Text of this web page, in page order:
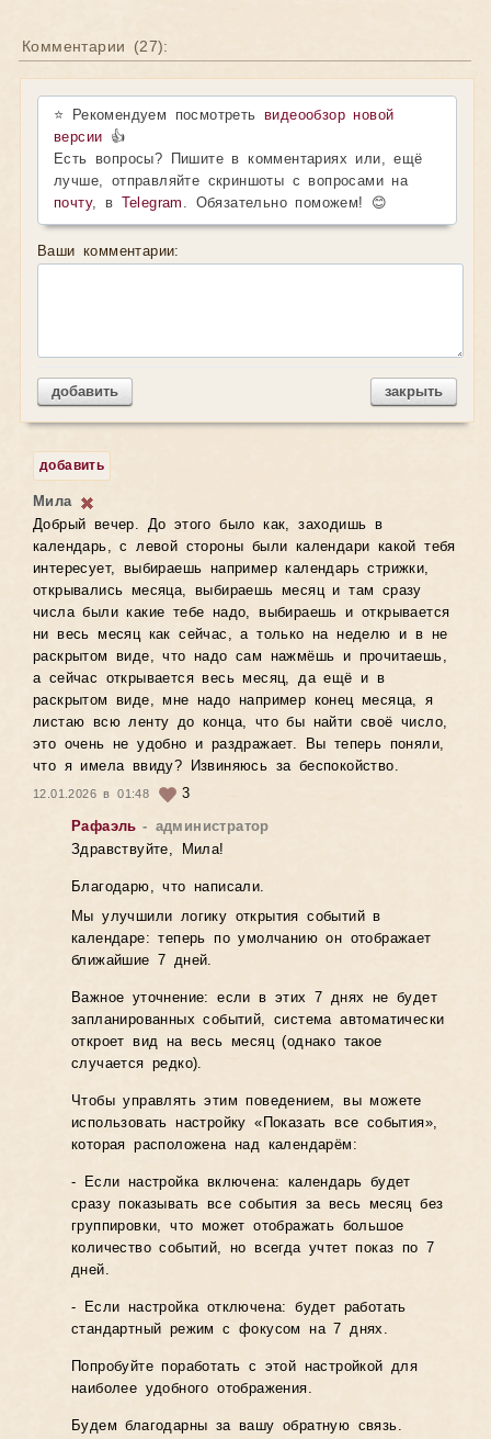
Комментарии (27):
⭐ Рекомендуем посмотретьвидеообзор новой
версии 👍
Есть вопросы? Пишите в комментариях или, ещё
лучше, отправляйте скриншоты с вопросами на
почту, в Telegram . Обязательно поможем! 😊
Ваши комментарии:
добавить закрыть
добавить
Мила
Добрый вечер. До этого было как, заходишь в
календарь, с левой стороны были календари какой тебя
интересует, выбираешь например календарь стрижки,
открывались месяца, выбираешь месяц и там сразу
числа были какие тебе надо, выбираешь и открывается
ни весь месяц как сейчас, а только на неделю и в не
раскрытом виде, что надо сам нажмёшь и прочитаешь,
а сейчас открывается весь месяц, да ещё и в
раскрытом виде, мне надо например конец месяца, я
листаю всю ленту до конца, что бы найти своё число,
это очень не удобно и раздражает. Вы теперь поняли,
что я имела ввиду? Извиняюсь за беспокойство.
12.01.2026 в 01:48
3
Рафаэль - администратор
Здравствуйте, Мила!
Благодарю, что написали.
Мы улучшили логику открытия событий в
календаре: теперь по умолчанию он отображает
ближайшие 7 дней.
Важное уточнение: если в этих 7 днях не будет
запланированных событий, система автоматически
откроет вид на весь месяц (однако такое
случается редко).
Чтобы управлять этим поведением, вы можете
использовать настройку «Показать все события»,
которая расположена над календарём:
- Если настройка включена: календарь будет
сразу показывать все события за весь месяц без
группировки, что может отображать большое
количество событий, но всегда учтет показ по 7
дней.
- Если настройка отключена: будет работать
стандартный режим с фокусом на 7 днях.
Попробуйте поработать с этой настройкой для
наиболее удобного отображения.
Будем благодарны за вашу обратную связь.